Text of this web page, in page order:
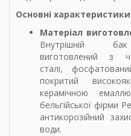
Основні
Матеріал
Внутрішній бак
виготовлений з
сталі,
покритий
керамічною
бельгійської фірми
антикорозійний
води.